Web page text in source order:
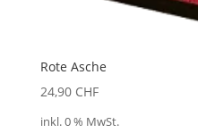
Rote Asche
24,90 CHF
inkl. 0 % MwSt.